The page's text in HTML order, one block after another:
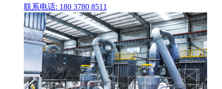
联系电话: 180 3780 8511